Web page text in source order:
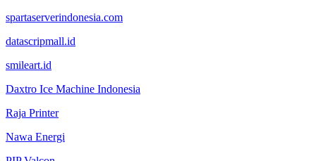
spartaserverindonesia.com
datascripmall.id
smileart.id
Daxtro Ice Machine Indonesia
Raja Printer
Nawa Energi